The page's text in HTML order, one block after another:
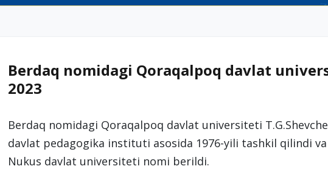
Berdaq nomidagi Qoraqalpoq davlat
2023
Berdaq nomidagi Qoraqalpoq davlat universiteti
davlat pedagogika instituti asosida 1976-yili tashkil qilindi
Nukus davlat universiteti nomi berildi.